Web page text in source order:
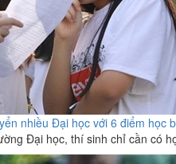
nhiều Đại học với 6 điểm học
Đại học, thí sinh chỉ cần có